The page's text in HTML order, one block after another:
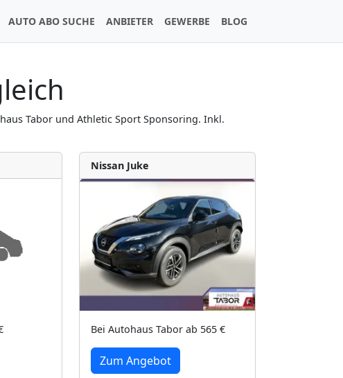
AUTO ABO SUCHE ANBIETER GEWERBE BLOG
Tabor und Athletic Sport Sponsoring. Inkl.
Nissan Juke
Bei Autohaus Tabor ab 565 €
Zum Angebot